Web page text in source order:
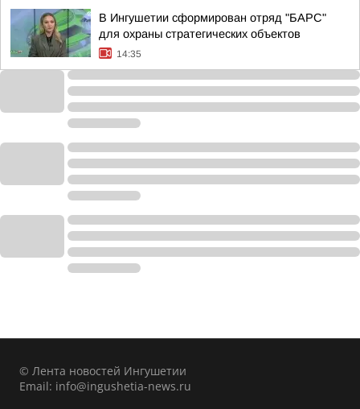
В Ингушетии сформирован отряд "БАРС"
для охраны стратегических объектов
14:35
© Лента новостей Ингушетии
Email: info@ingushetia-news.ru